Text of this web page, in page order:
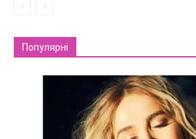
Популярні